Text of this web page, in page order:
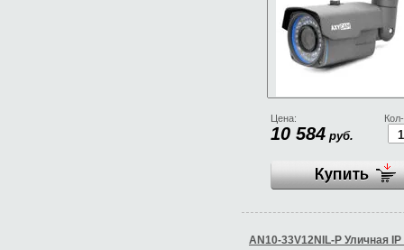
Цена:
10 584 руб.
AN10-33V12NIL-P Уличная